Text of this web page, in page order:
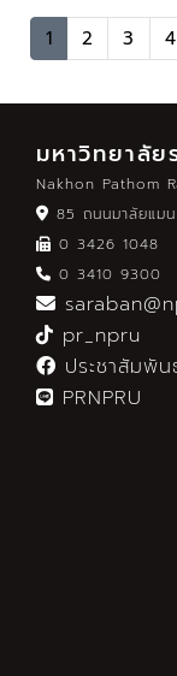
1 2 3 4
มหาวิทยาลั
Nakhon Pathom
85 ถนนมาลัยแม
0 3426 1048
0 3410 9300
pr_npru
ประชาสัมพั
PRNPRU